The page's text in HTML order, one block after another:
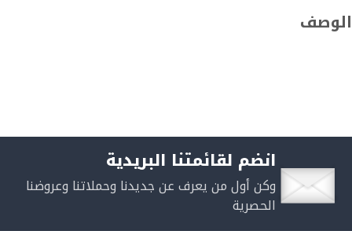
الوصف
انضم لقائمتنا البريدية
وكن أول من يعرف عن جديدنا وحملاتنا وعروضنا
الحصرية